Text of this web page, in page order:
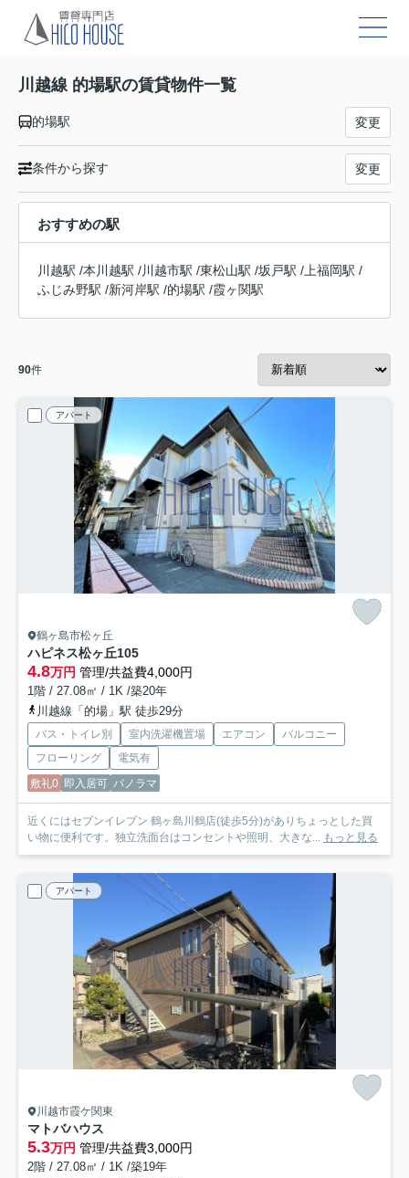
川越線 的場駅の賃貸物件一覧
的場駅 変更
条件から探す 変更
おすすめの駅
川越駅 /本川越駅 /川越市駅 /東松山駅 /坂戸駅 / 上福岡駅 /
ふじみ野駅 /新河岸駅 /的場駅 /霞ヶ関駅
90件
アパート
鶴ヶ島市松ヶ丘
ハピネス松ヶ丘105
4.8万円 管理/共益費4,000円
1階 / 27.08㎡ / 1K /築20年
川越線「的場」駅 徒歩29分
バス・トイレ別 室内洗濯機置場 エアコン
バルコニー
フローリング
電気有
敷礼0 即入居可 パノラマ
近くにはセブンイレブン 鶴ヶ島川鶴店(徒歩5分)がありちょっとした買
い物に便利です。独立洗面台はコンセントや照明、大きな...
もっと見る
アパート
川越市霞ケ関東
マトバハウス
5.3万円 管理/共益費3,000円
2階 / 27.08㎡ / 1K /築19年